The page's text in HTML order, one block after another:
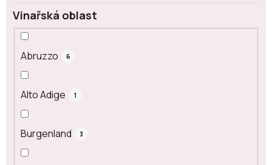
Vinařská oblast
Abruzzo 6
Alto Adige 1
Burgenland 3